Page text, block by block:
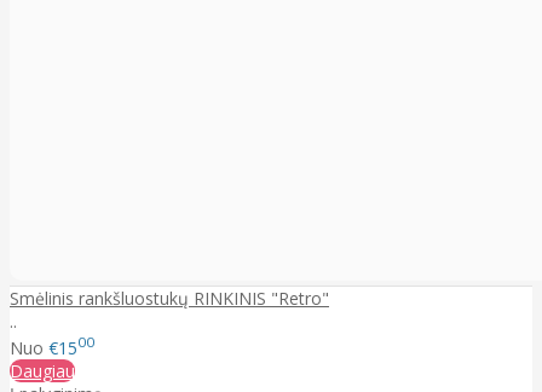
Smėlinis rankšluostukų RINKINIS "Retro"
..
Nuo €1500
Daugiau